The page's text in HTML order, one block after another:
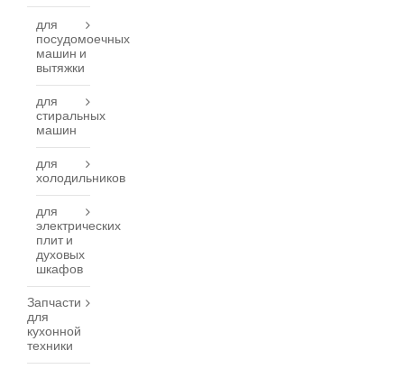
для
посудомоечных
машин и
вытяжки
для
стиральных
машин
для
холодильников
для
электрических
плит и
духовых
шкафов
Запчасти
для
кухонной
техники